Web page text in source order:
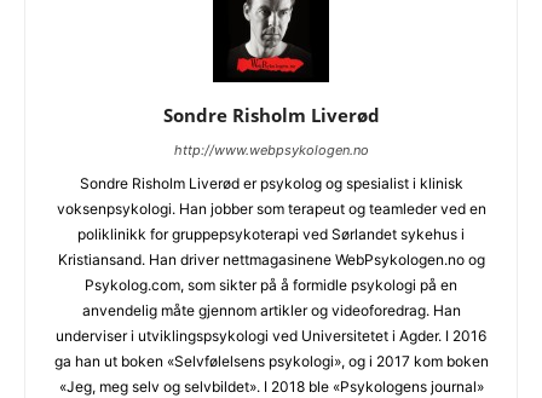
Sondre Risholm Liverød
http://www.webpsykologen.no
Sondre Risholm Liverød er psykolog og spesialist i klinisk
voksenpsykologi. Han jobber som terapeut og teamleder ved en
poliklinikk for gruppepsykoterapi ved Sørlandet sykehus i
Kristiansand. Han driver nettmagasinene WebPsykologen.no og
Psykolog.com, som sikter på å formidle psykologi på en
anvendelig måte gjennom artikler og videoforedrag. Han
underviser i utviklingspsykologi ved Universitetet i Agder. I 2016
ga han ut boken «Selvfølelsens psykologi», og i 2017 kom boken
«Jeg, meg selv og selvbildet». I 2018 ble «Psykologens journal»